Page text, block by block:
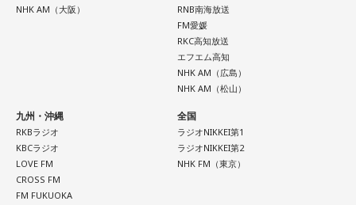
NHK AM（大阪）
RNB南海放送
FM愛媛
RKC高知放送
エフエム高知
NHK AM（広島）
NHK AM（松山）
九州・沖縄
RKBラジオ
KBCラジオ
LOVE FM
CROSS FM
FM FUKUOKA
全国
ラジオNIKKEI第1
ラジオNIKKEI第2
NHK FM（東京）